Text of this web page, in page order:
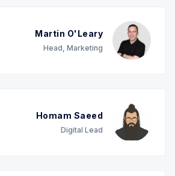
Martin O'Leary
Head, Marketing
Homam Saeed
Digital Lead